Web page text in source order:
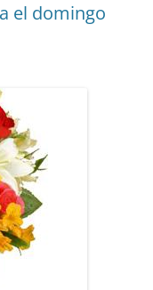
el domingo